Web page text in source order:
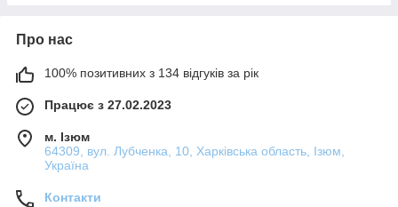
Про нас
100% позитивних з 134 відгуків за рік
Працює з 27.02.2023
м. Ізюм
64309, вул. Лубченка, 10, Харківська область, Ізюм,
Україна
Контакти